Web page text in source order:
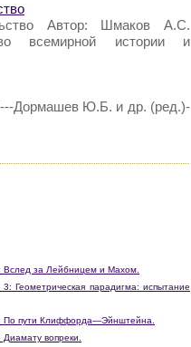
Автор: Шмаков А.С.
всемирной истории и
Дормашев Ю.Б. и др. (ред.)-
за Лейбницем и Махом.
парадигма: испытание
По пути Клиффорда—Эйнштейна.
вопреки.